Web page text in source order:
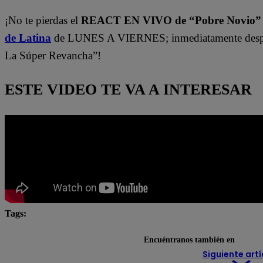
¡No te pierdas el REACT EN VIVO de “Pobre
de Latina de LUNES A VIERNES; inmediatamente
La Súper Revancha”!
ESTE VIDEO TE VA A INTERESAR
Tags:
Siguiente
Encuéntranos también en